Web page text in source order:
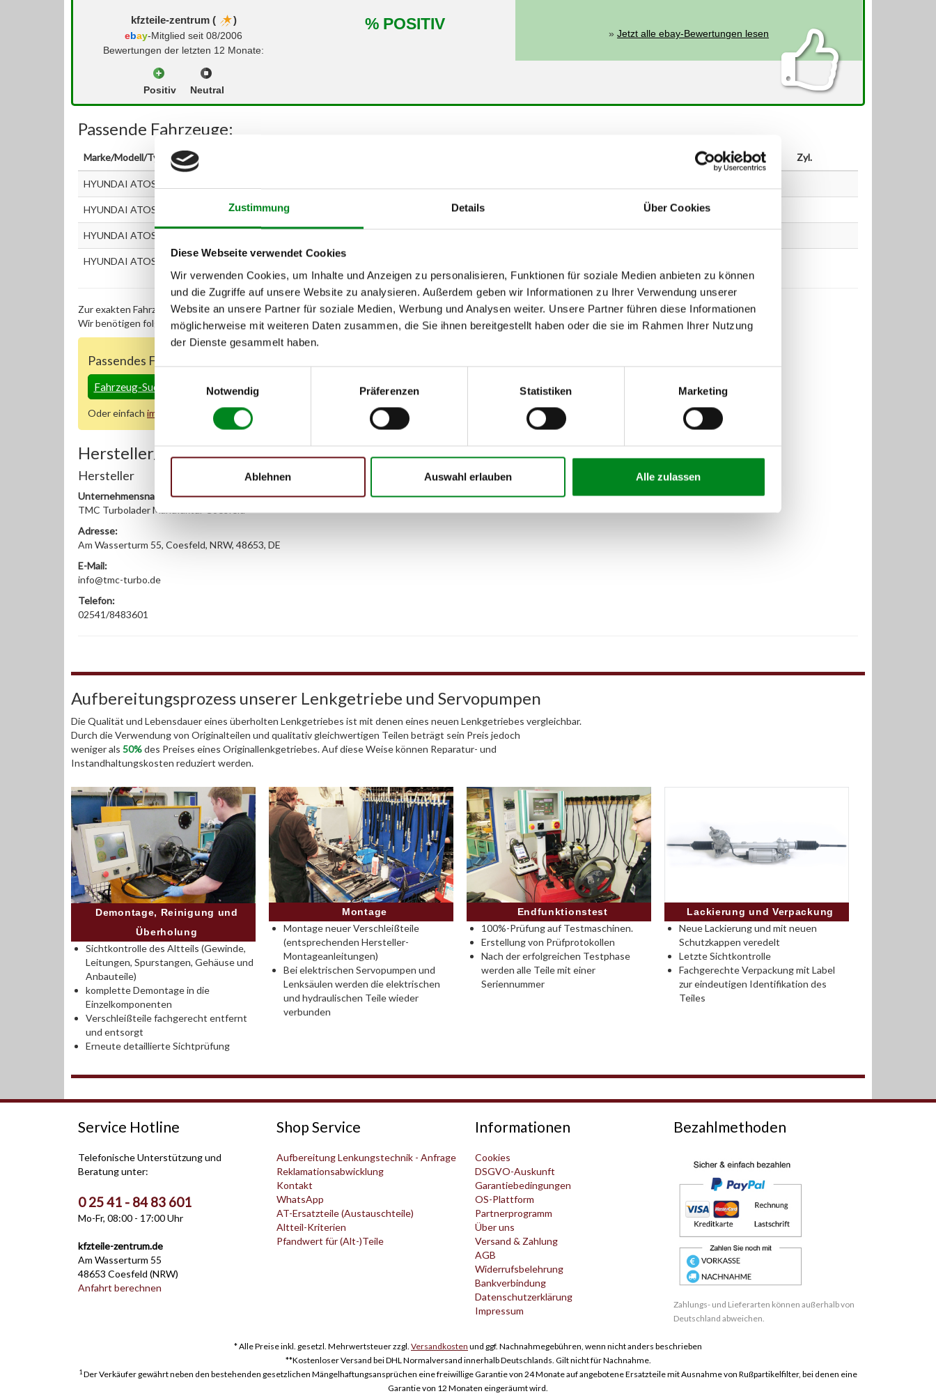
Zustimmung Details Über Cookies
Diese Webseite verwendet Cookies
Wir verwenden Cookies, um Inhalte und Anzeigen zu personalisieren, Funktionen für soziale Medien anbieten zu können
und die Zugriffe auf unsere Website zu analysieren. Außerdem geben wir Informationen zu Ihrer Verwendung unserer
Website an unsere Partner für soziale Medien, Werbung und Analysen weiter. Unsere Partner führen diese Informationen
möglicherweise mit weiteren Daten zusammen, die Sie ihnen bereitgestellt haben oder die sie im Rahmen Ihrer Nutzung
der Dienste gesammelt haben.
Einwilligungsauswahl
Notwendig
Präferenzen Statistiken Marketing
Ablehnen Auswahl erlauben Alle zulassen
kfzteile-zentrum ( )
ebay-Mitglied seit 08/2006
Bewertungen der letzten 12 Monate:
Positiv Neutral
% POSITIV
»Jetzt alle ebay-Bewertungen lesen
Passende Fahrzeuge:
Marke/Modell/Typ ccm Zyl.
HYUNDAI ATOS (MX) 1.1
HYUNDAI ATOS (MX) 1.0 i
HYUNDAI ATOS PRIME (MX) 1.1
HYUNDAI ATOS PRIME (MX) 1.0 i
Zur exakten Fahrzeug-Identifizierung können Sie auch unseren Support kontaktieren (Chat, Telefon oder E-Mail).
Wir benötigen folgende Fahrzeugdaten:Schlüsselnummerzu 2 (2.1) und zu 3 (2.2) oderFahrgestellnummer.
Passendes Fahrzeug nicht dabei?
Fahrzeug-Suche für AT-Lenkgetriebe
Oder einfach im Chat nachfragen.
Hersteller/EU Verantwortliche Person
Hersteller
Unternehmensname:
TMC Turbolader Manufaktur Coesfeld
Adresse:
Am Wasserturm 55, Coesfeld, NRW, 48653, DE
E-Mail:
info@tmc-turbo.de
Telefon:
02541/8483601
Aufbereitungsprozess unserer Lenkgetriebe und Servopumpen
Die Qualität und Lebensdauer eines überholten Lenkgetriebes ist mit denen eines neuen Lenkgetriebes vergleichbar.
Durch die Verwendung von Originalteilen und qualitativ gleichwertigen Teilen beträgt sein Preis jedoch
weniger als 50%des Preises eines Originallenkgetriebes. Auf diese Weise können Reparatur- und
Instandhaltungskosten reduziert werden.
Demontage, Reinigung und
Überholung
Sichtkontrolle des Altteils (Gewinde,
Leitungen, Spurstangen, Gehäuse und
Anbauteile)
komplette Demontage in die
Einzelkomponenten
Verschleißteile fachgerecht entfernt
und entsorgt
Erneute detaillierte Sichtprüfung
Montage
Montage neuer Verschleißteile
(entsprechenden Hersteller-
Montageanleitungen)
Bei elektrischen Servopumpen und
Lenksäulen werden die elektrischen
und hydraulischen Teile wieder
verbunden
Endfunktionstest
100%-Prüfung auf Testmaschinen.
Erstellung von Prüfprotokollen
Nach der erfolgreichen Testphase
werden alle Teile mit einer
Seriennummer
Lackierung und Verpackung
Neue Lackierung und mit neuen
Schutzkappen veredelt
Letzte Sichtkontrolle
Fachgerechte Verpackung mit Label
zur eindeutigen Identifikation des
Teiles
Service Hotline
Telefonische Unterstützung und
Beratung unter:
0 25 41 - 84 83 601
Mo-Fr, 08:00 - 17:00 Uhr
kfzteile-zentrum.de
Am Wasserturm 55
48653 Coesfeld (NRW)
Anfahrt berechnen
Shop Service
Aufbereitung Lenkungstechnik - Anfrage
Reklamationsabwicklung
Kontakt
WhatsApp
AT-Ersatzteile (Austauschteile)
Altteil-Kriterien
Pfandwert für (Alt-)Teile
Informationen
Cookies
DSGVO-Auskunft
Garantiebedingungen
OS-Plattform
Partnerprogramm
Über uns
Versand & Zahlung
AGB
Widerrufsbelehrung
Bankverbindung
Datenschutzerklärung
Impressum
Bezahlmethoden
Zahlungs- und Lieferarten können außerhalb von
Deutschland abweichen.
* Alle Preise inkl. gesetzl. Mehrwertsteuer zzgl. Versandkosten und ggf. Nachnahmegebühren, wenn nicht anders beschrieben
**Kostenloser Versand bei DHL Normalversand innerhalb Deutschlands. Gilt nicht für Nachnahme.
1Der Verkäufer gewährt neben den bestehenden gesetzlichen Mängelhaftungsansprüchen eine freiwillige Garantie von 24 Monate auf angebotene Ersatzteile mit Ausnahme von Rußpartikelfilter, bei denen eine
Garantie von 12 Monaten eingeräumt wird.